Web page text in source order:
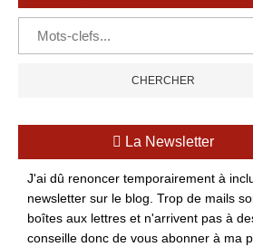
La Newsletter
J'ai dû renoncer temporairement à
newsletter sur le blog. Trop de mails
boîtes aux lettres et n'arrivent pas à
conseille donc de vous abonner à ma